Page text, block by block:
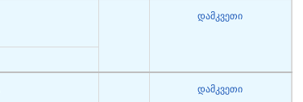
დამკვეთი
დამკვეთი